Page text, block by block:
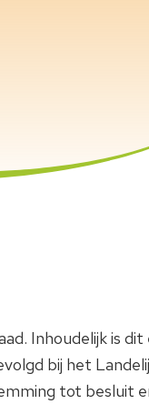
Inhoudelijk is
bij het
tot besluit